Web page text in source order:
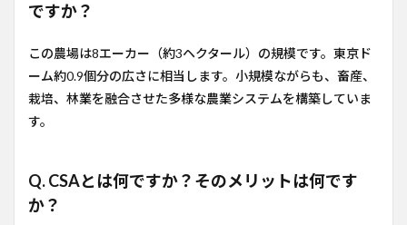
ですか？
この農場は8エーカー（約3ヘクタール）の規模です。東京ド
ーム約0.9個分の広さに相当します。小規模ながらも、畜産、
栽培、林業を融合させた多様な農業システムを構築していま
す。
Q. CSAとは何ですか？そのメリットは何です
か？